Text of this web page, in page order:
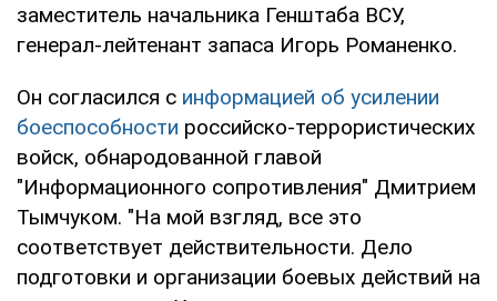
заместитель начальника Генштаба ВСУ,
генерал-лейтенант запаса Игорь Романенко.
Он согласился с информацией об усилении
боеспособности российско-террористических
войск, обнародованной главой
"Информационного сопротивления" Дмитрием
Тымчуком. "На мой взгляд, все это
соответствует действительности. Дело
подготовки и организации боевых действий на